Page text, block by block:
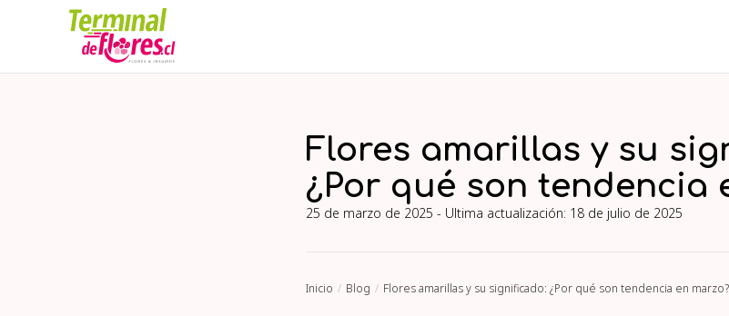
Flores amarillas y su
¿Por qué son tendencia
25 de marzo de 2025 - Ultima actualización: 18 de julio de 2025
Inicio Blog Flores amarillas y su significado: ¿Por qué son tendencia en marzo?